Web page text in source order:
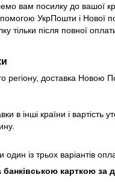
вам посилку до вашої
УкрПошти і Нової
тільки після повної
регіону, доставка Новою
в інші країни і вартість
із трьох варіантів
банківською карткою за